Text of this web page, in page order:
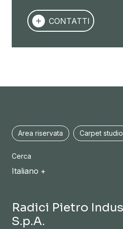
CONTATTI
Area riservata Carpet studio
Cerca
Italiano
Radici Pietro
S.p.A.